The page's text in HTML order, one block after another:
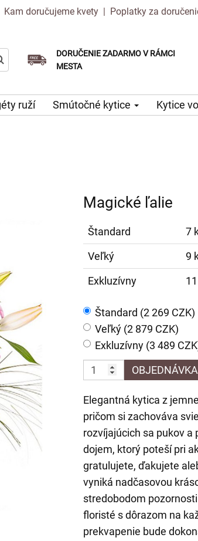
Kam doručujeme kvety | Poplatky za
DORUČENIE ZADARMO V RÁMCI
MESTA
Doručenie v ten istý deň k dispozícii
Vyberte si dátum doručenia
ruží Smútočné kytice Kytice
Magické ľalie
Štandard
7
Veľký
9
Exkluzívny
Štandard (2 269 CZK)
Veľký (2 879 CZK)
Exkluzívny (3 489
OBJEDNÁVKA
Elegantná kytica z
pričom si zachováva
rozvíjajúcich sa pukov
dojem, ktorý poteší pri
gratulujete, ďakujete
vyniká nadčasovou
stredobodom
floristé s dôrazom na
prekvapenie bude